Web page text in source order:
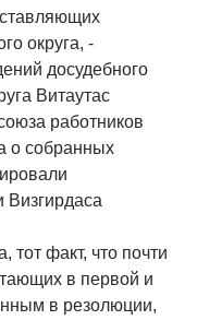
округа, -
досудебного
Витаутас
работников
о собранных
Визгирдаса
тот факт, что почти
в первой и
в резолюции,